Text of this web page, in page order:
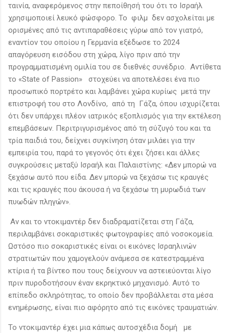
ταινία, αναφερόμενος στην πεποίθησή του ότι το Ισραήλ
χρησιμοποιεί λευκό φώσφορο. Το φιλμ δεν ασχολείται με
ορισμένες από τις αντιπαραθέσεις γύρω από τον γιατρό,
εναντίον του οποίου η Γερμανία εξέδωσε το 2024
απαγόρευση εισόδου στη χώρα, λίγο πριν από την
προγραμματισμένη ομιλία του σε διεθνές συνέδριο. Αντίθετα
το «State of Passion» στοχεύει να αποτελέσει ένα πιο
προσωπικό πορτρέτο και λαμβάνει χώρα κυρίως μετά την
επιστροφή του στο Λονδίνο, από τη Γάζα, όπου ισχυρίζεται
ότι δεν υπάρχει πλέον ιατρικός εξοπλισμός για την εκτέλεση
επεμβάσεων. Περιτριγυρισμένος από τη σύζυγό του και τα
τρία παιδιά του, δείχνει συγκίνηση όταν μιλάει για την
εμπειρία του, παρά το γεγονός ότι έχει ζήσει και άλλες
συγκρούσεις μεταξύ Ισραήλ και Παλαιστίνης: «Δεν μπορώ να
ξεχάσω αυτό που είδα. Δεν μπορώ να ξεχάσω τις κραυγές
και τις κραυγές που άκουσα ή να ξεχάσω τη μυρωδιά των
πυωδών πληγών».
Αν και το ντοκιμαντέρ δεν διαδραματίζεται στη Γάζα,
περιλαμβάνει σοκαριστικές φωτογραφίες από νοσοκομεία.
Ωστόσο πιο σοκαριστικές είναι οι εικόνες Ισραηλινών
στρατιωτών που χαμογελούν ανάμεσα σε κατεστραμμένα
κτίρια ή τα βίντεο που τους δείχνουν να αστειεύονται λίγο
πριν πυροδοτήσουν έναν εκρηκτικό μηχανισμό. Αυτό το
επίπεδο σκληρότητας, το οποίο δεν προβάλλεται στα μέσα
ενημέρωσης, είναι πιο αφόρητο από τις εικόνες τραυματιών.
Το ντοκιμαντέρ έχει μια κάπως αυτοσχέδια δομή με